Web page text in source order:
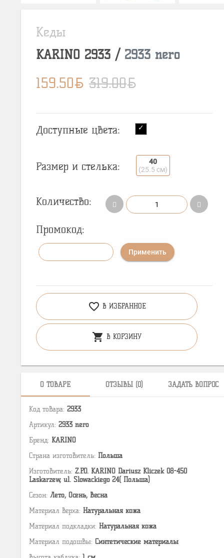
Кеды
KARINO 2933 / 2933 nero
159.50BYN 319.00BYN
Доступные цвета:
Размер и стелька:
40
(25.5 см)
Количество:
Промокод:
Применить
favorite_border В ИЗБРАННОЕ
shopping_cart В КОРЗИНУ
О ТОВАРЕ ОТЗЫВЫ (0) ЗАДАТЬ ВОПРОС
Код товара: 2933
Артикул: 2933 nero
Бренд: KARINO
Страна изготовитель: Польша
Изготовитель: Z.P.O. KARINO Dariusz Kliczek 08-450
Laskarzew, ul. Slowackiego 24( Польша)
Сезон: Лето, Осень, Весна
Материал верха: Натуральная кожа
Материал подкладки: Натуральная кожа
Материал подошвы: Cинтетические материалы